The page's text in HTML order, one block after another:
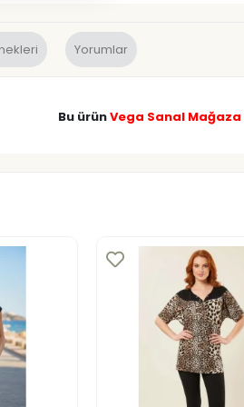
Yorumlar
Bu ürünVega Sanal Mağaza